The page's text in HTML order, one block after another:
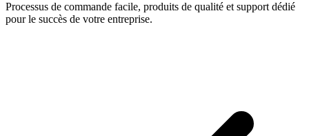
Processus de commande facile, produits de qualité et support dédié
pour le succès de votre entreprise.